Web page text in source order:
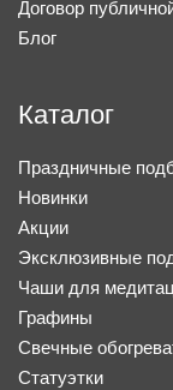
Договор
Блог
Каталог
Праздничные
Новинки
Акции
Эксклюзивные
Чаши для
Графины
Свечные
Статуэтки